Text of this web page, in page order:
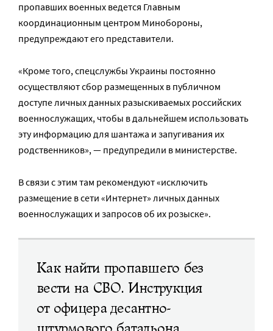
пропавших военных ведется Главным
координационным центром Минобороны,
предупреждают его представители.
«Кроме того, спецслужбы Украины постоянно
осуществляют сбор размещенных в публичном
доступе личных данных разыскиваемых российских
военнослужащих, чтобы в дальнейшем использовать
эту информацию для шантажа и запугивания их
родственников», — предупредили в министерстве.
В связи с этим там рекомендуют «исключить
размещение в сети «Интернет» личных данных
военнослужащих и запросов об их розыске».
Как найти пропавшего без
вести на СВО. Инструкция
от офицера десантно-